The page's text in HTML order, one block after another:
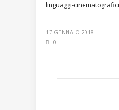
linguaggi-cinematografici
17 GENNAIO 2018
0